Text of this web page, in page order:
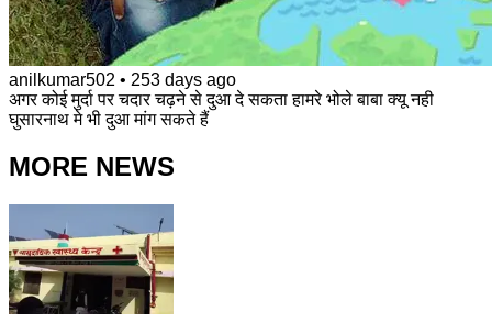
anilkumar502 • 253 days ago
अगर कोई मुर्दा पर चदार चढ़ने से दुआ दे सकता हामरे भोले बाबा क्यू नही
घुसारनाथ मे भी दुआ मांग सकते हैं
MORE NEWS